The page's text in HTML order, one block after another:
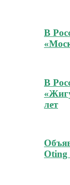
В
В
лет
Oting